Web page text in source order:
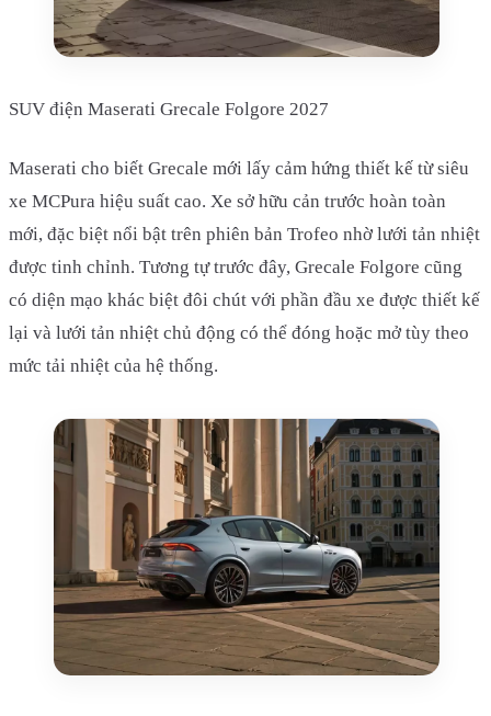
SUV điện Maserati Grecale Folgore 2027
Maserati cho biết Grecale mới lấy cảm hứng thiết kế từ siêu
xe MCPura hiệu suất cao. Xe sở hữu cản trước hoàn toàn
mới, đặc biệt nổi bật trên phiên bản Trofeo nhờ lưới tản nhiệt
được tinh chỉnh. Tương tự trước đây, Grecale Folgore cũng
có diện mạo khác biệt đôi chút với phần đầu xe được thiết kế
lại và lưới tản nhiệt chủ động có thể đóng hoặc mở tùy theo
mức tải nhiệt của hệ thống.